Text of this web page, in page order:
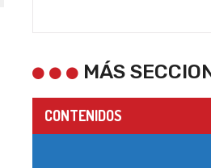
MÁS
CONTENIDOS